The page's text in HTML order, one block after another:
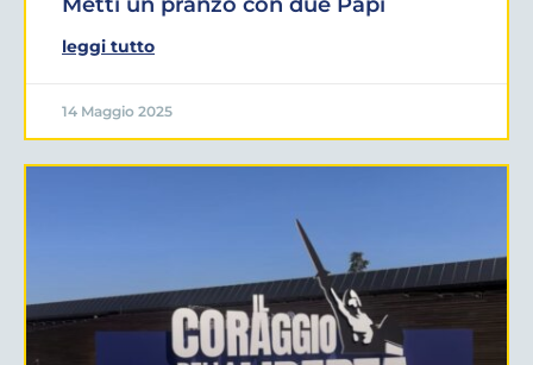
leggi tutto
14 Maggio 2025